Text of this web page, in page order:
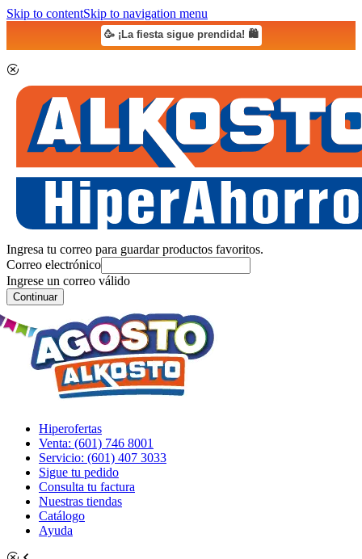
Skip to contentSkip to navigation menu
🥳 ¡La fiesta sigue prendida! 🛍️
Ingresa tu correo para guardar productos favoritos.
Correo electrónico
Ingrese un correo válido
Continuar
Hiperofertas
Venta: (601) 746 8001
Servicio: (601) 407 3033
Sigue tu pedido
Consulta tu factura
Nuestras tiendas
Catálogo
Ayuda